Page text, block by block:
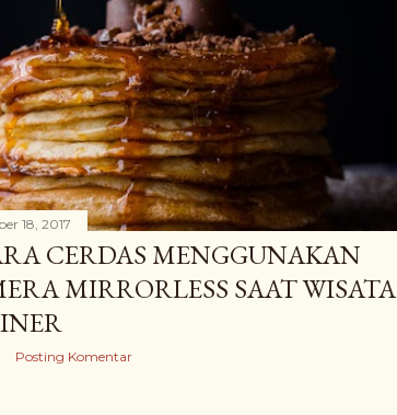
18, 2017
CERDAS MENGGUNAKAN
MIRRORLESS SAAT WISATA
Posting Komentar